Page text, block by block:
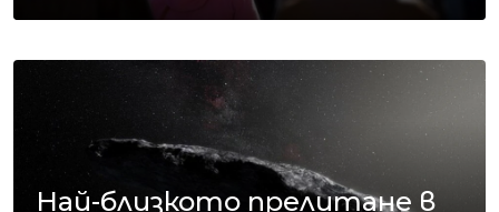
Най-близкото прелитане в